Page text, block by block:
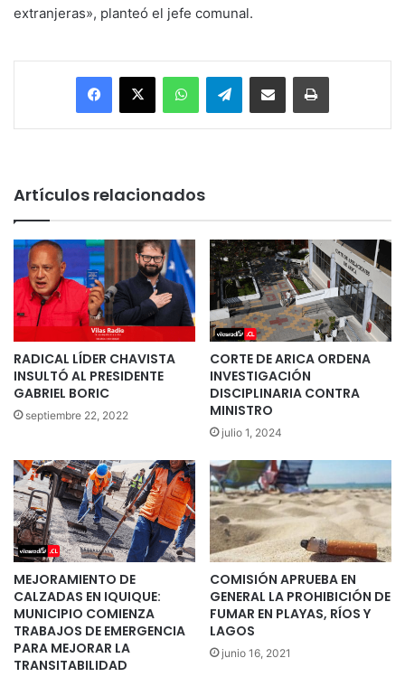
extranjeras», planteó el jefe comunal.
Facebook
X WhatsAppTelegramEnviar vía email Imprimir
Artículos relacionados
RADICAL LÍDER CHAVISTA
INSULTÓ AL PRESIDENTE
GABRIEL BORIC
septiembre 22, 2022
CORTE DE ARICA ORDENA
INVESTIGACIÓN
DISCIPLINARIA CONTRA
MINISTRO
julio 1, 2024
MEJORAMIENTO DE
CALZADAS EN IQUIQUE:
MUNICIPIO COMIENZA
TRABAJOS DE EMERGENCIA
PARA MEJORAR LA
TRANSITABILIDAD
COMISIÓN APRUEBA EN
GENERAL LA PROHIBICIÓN DE
FUMAR EN PLAYAS, RÍOS Y
LAGOS
junio 16, 2021